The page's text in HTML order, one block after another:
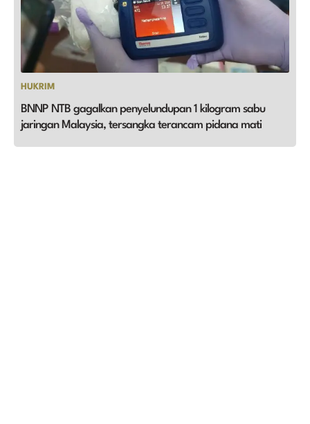
HUKRIM
BNNP NTB gagalkan penyelundupan 1 kilogram sabu
jaringan Malaysia, tersangka terancam pidana mati